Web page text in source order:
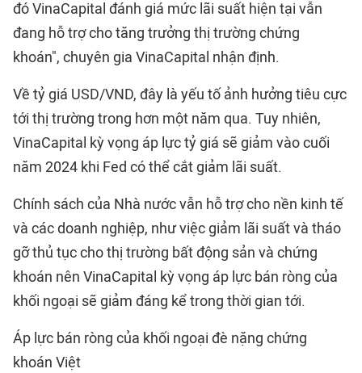
đó VinaCapital đánh giá mức lãi suất hiện tại vẫn
đang hỗ trợ cho tăng trưởng thị trường chứng
khoán", chuyên gia VinaCapital nhận định.
Về tỷ giá USD/VND, đây là yếu tố ảnh hưởng tiêu cực
tới thị trường trong hơn một năm qua. Tuy nhiên,
VinaCapital kỳ vọng áp lực tỷ giá sẽ giảm vào cuối
năm 2024 khi Fed có thể cắt giảm lãi suất.
Chính sách của Nhà nước vẫn hỗ trợ cho nền kinh tế
và các doanh nghiệp, như việc giảm lãi suất và tháo
gỡ thủ tục cho thị trường bất động sản và chứng
khoán nên VinaCapital kỳ vọng áp lực bán ròng của
khối ngoại sẽ giảm đáng kể trong thời gian tới.
Áp lực bán ròng của khối ngoại đè nặng chứng
khoán Việt